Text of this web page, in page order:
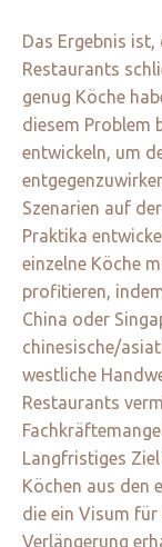
Das Ergebnis
Restaurants
genug Köche
diesem Problem
entwickeln, um
Szenarien auf
Praktika
einzelne Köche
profitieren,
China oder
chinesische/
westliche
Restaurants
Langfristiges
Köchen aus den
die ein Visum
Verlängerung